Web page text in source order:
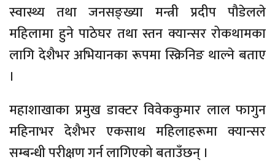
स्वास्थ्य तथा जनसङ्ख्या मन्त्री प्रदीप पौडेलले
महिलामा हुने पाठेघर तथा स्तन क्यान्सर रोकथामका
लागि देशैभर अभियानका रूपमा स्क्रिनिङ थाल्ने बताए
।
महाशाखाका प्रमुख डाक्टर विवेककुमार लाल फागुन
महिनाभर देशैभर एकसाथ महिलाहरूमा क्यान्सर
सम्बन्धी परीक्षण गर्न लागिएको बताउँछन् ।